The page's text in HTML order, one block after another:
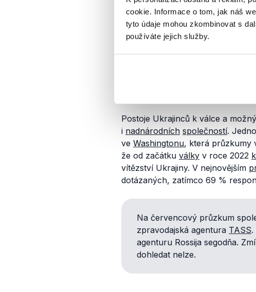
cookie. Informace o tom, jak náš
tyto údaje mohou zkombinovat s
používáte jejich služby.
k demonstracím v největších
Například vyzývá Ukrajince v
míru“.
Veřejné mínění Ukrajinců
Průzkum, který autor příspěvku
najít na webech českých,
Postoje Ukrajinců k válce a
i nadnárodních společností.
ve Washingtonu, která průzkumy
že od začátku války v roce 2022
vítězství Ukrajiny. V nejnovějším
dotázaných, zatímco 69 %
Na červencový průzkum
zpravodajská agentura TASS.
agenturu Rossija segodňa.
dohledat nelze.